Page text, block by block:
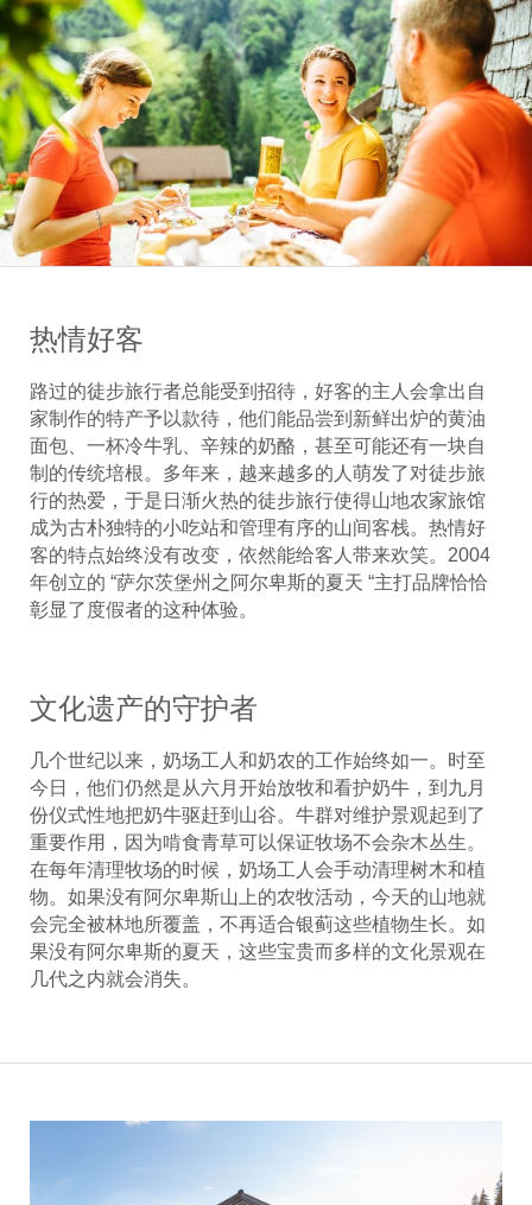
热情好客
路过的徒步旅行者总能受到招待，好客的主人会拿出自
家制作的特产予以款待，他们能品尝到新鲜出炉的黄油
面包、一杯冷牛乳、辛辣的奶酪，甚至可能还有一块自
制的传统培根。多年来，越来越多的人萌发了对徒步旅
行的热爱，于是日渐火热的徒步旅行使得山地农家旅馆
成为古朴独特的小吃站和管理有序的山间客栈。热情好
客的特点始终没有改变，依然能给客人带来欢笑。2004
年创立的 “萨尔茨堡州之阿尔卑斯的夏天 “主打品牌恰恰
彰显了度假者的这种体验。
文化遗产的守护者
几个世纪以来，奶场工人和奶农的工作始终如一。时至
今日，他们仍然是从六月开始放牧和看护奶牛，到九月
份仪式性地把奶牛驱赶到山谷。牛群对维护景观起到了
重要作用，因为啃食青草可以保证牧场不会杂木丛生。
在每年清理牧场的时候，奶场工人会手动清理树木和植
物。如果没有阿尔卑斯山上的农牧活动，今天的山地就
会完全被林地所覆盖，不再适合银蓟这些植物生长。如
果没有阿尔卑斯的夏天，这些宝贵而多样的文化景观在
几代之内就会消失。